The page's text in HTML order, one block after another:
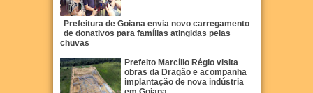
Prefeitura de Goiana envia novo carregamento
de donativos para famílias atingidas pelas
chuvas
Prefeito Marcílio Régio visita
obras da Dragão e acompanha
implantação de nova indústria